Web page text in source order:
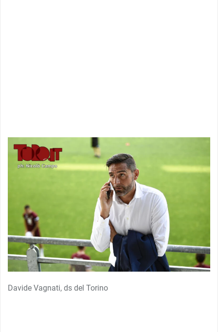
Davide Vagnati, ds del Torino